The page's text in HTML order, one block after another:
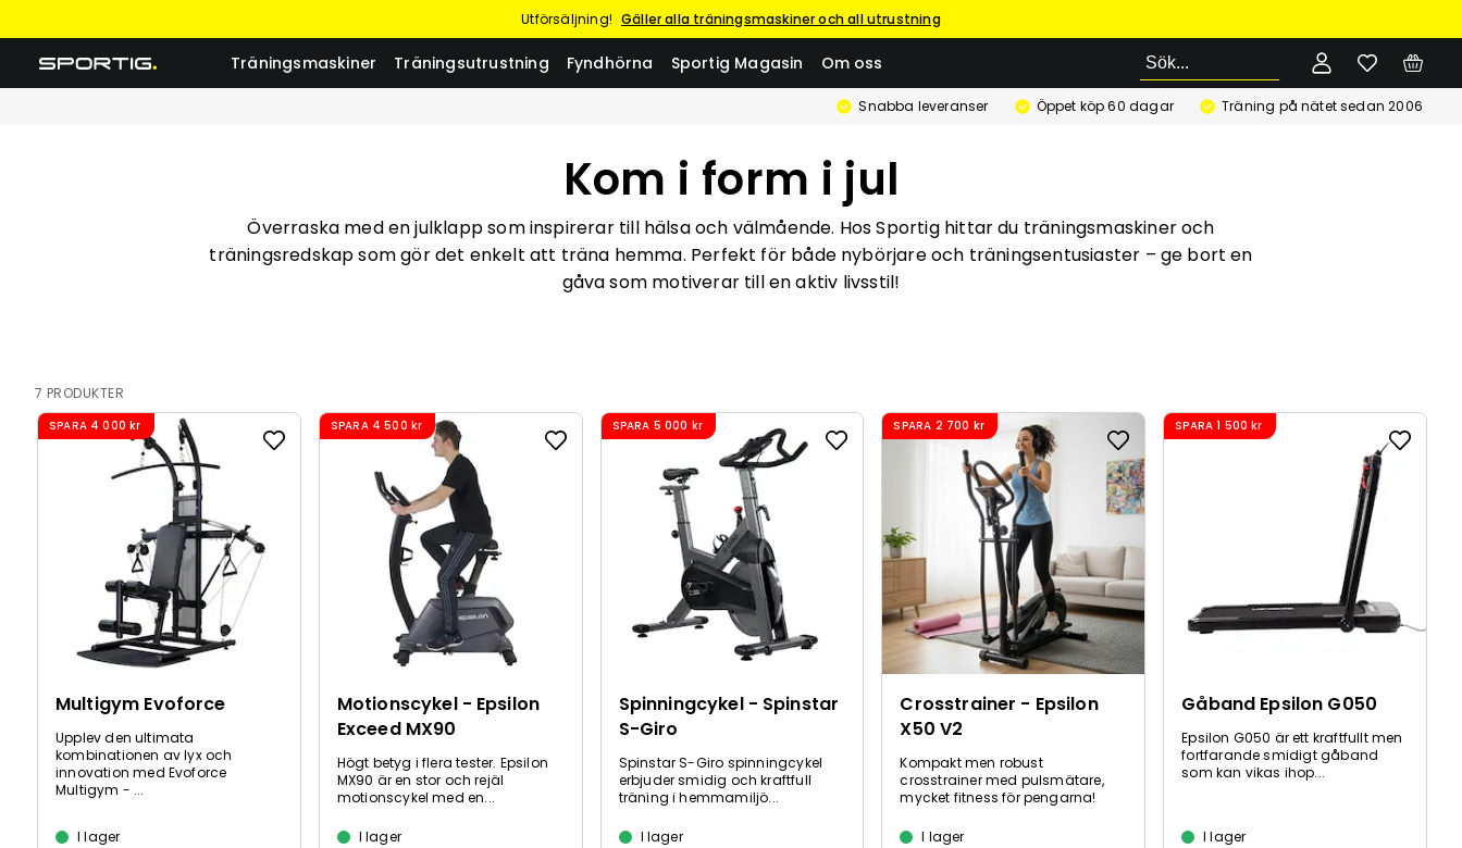
Utförsäljning! Gäller alla träningsmaskiner och all utrustning
Träningsmaskiner Träningsutrustning Fyndhörna Sportig Magasin Om oss Sök
Snabba leveranser Öppet köp 60 dagar Träning på nätet sedan 2006
Kom i form i jul
Överraska med en julklapp som inspirerar till hälsa och välmående. Hos Sportig hittar du träningsmaskiner och
träningsredskap som gör det enkelt att träna hemma. Perfekt för både nybörjare och träningsentusiaster – ge bort en
gåva som motiverar till en aktiv livsstil!
7 PRODUKTER
SPARA 4 000 kr
Multigym Evoforce
Upplev den ultimata
kombinationen av lyx och
innovation med Evoforce
Multigym - ...
I lager
SPARA 4 500 kr
Motionscykel - Epsilon
Exceed MX90
Högt betyg i flera tester. Epsilon
MX90 är en stor och rejäl
motionscykel med en...
I lager
SPARA 5 000 kr
Spinningcykel - Spinstar
S-Giro
Spinstar S-Giro spinningcykel
erbjuder smidig och kraftfull
träning i hemmamiljö...
I lager
SPARA 2 700 kr
Crosstrainer - Epsilon
X50 V2
Kompakt men robust
crosstrainer med pulsmätare,
mycket fitness för pengarna!
I lager
SPARA 1 500 kr
Gåband Epsilon G050
Epsilon G050 är ett kraftfullt men
fortfarande smidigt gåband
som kan vikas ihop...
I lager